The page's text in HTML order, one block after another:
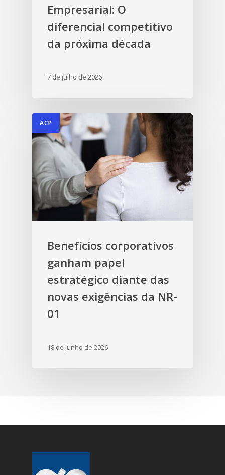
Empresarial: O
diferencial competitivo
da próxima década
7 de julho de 2026
ACP
Benefícios corporativos
ganham papel
estratégico diante das
novas exigências da NR-
01
18 de junho de 2026